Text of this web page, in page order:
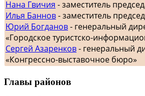
Нана Гвичия - заместитель
Илья Баннов- заместитель
Юрий Богданов- генеральный
«Городское туристско-
Сергей Азаренков- генеральный
«Конгрессно-выставочное бюро»
Главы районов